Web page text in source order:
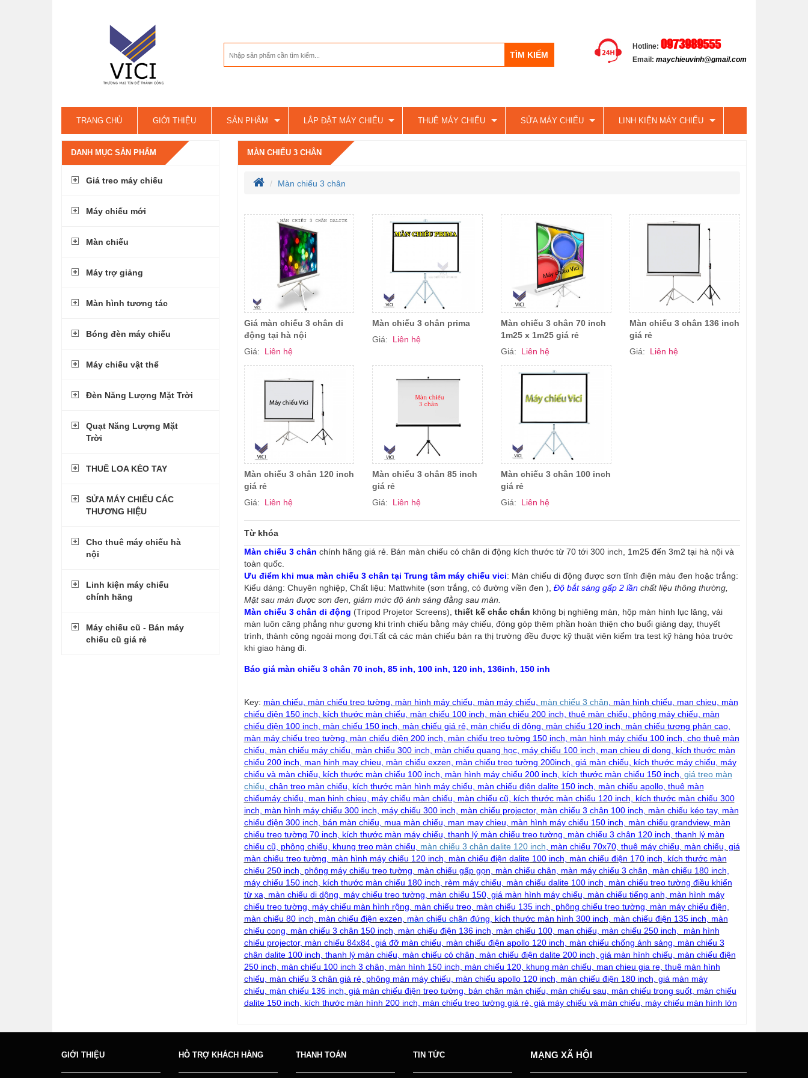
Hotline: 0973989555
Email: maychieuvinh@gmail.com
TRANG CHỦ GIỚI THIỆU SẢN PHẨM LẮP ĐẶT MÁY CHIẾU THUÊ MÁY CHIẾU SỬA MÁY CHIẾU LINH KIỆN MÁY CHIẾU
LIÊN HỆ
DANH MỤC SẢN PHẨM
Giá treo máy chiếu
Máy chiếu mới
Màn chiếu
Máy trợ giảng
Màn hình tương tác
Bóng đèn máy chiếu
Máy chiếu vật thể
Đèn Năng Lượng Mặt Trời
Quạt Năng Lượng Mặt
Trời
THUÊ LOA KÉO TAY
SỬA MÁY CHIẾU CÁC
THƯƠNG HIỆU
Cho thuê máy chiếu hà
nội
Linh kiện máy chiếu
chính hãng
Máy chiếu cũ - Bán máy
chiếu cũ giá rẻ
MÀN CHIẾU 3 CHÂN
Màn chiếu 3 chân
Giá màn chiếu 3 chân di
động tại hà nội
Giá:
Liên hệ
Màn chiếu 3 chân prima
Giá:
Liên hệ
Màn chiếu 3 chân 70 inch
1m25 x 1m25 giá rẻ
Giá:
Liên hệ
Màn chiếu 3 chân 136 inch
giá rẻ
Giá:
Liên hệ
Màn chiếu 3 chân 120 inch
giá rẻ
Giá:
Liên hệ
Màn chiếu 3 chân 85 inch
giá rẻ
Giá:
Liên hệ
Màn chiếu 3 chân 100 inch
giá rẻ
Giá:
Liên hệ
Từ khóa
Màn chiếu 3 chân chính hãng giá rẻ. Bán màn chiếu có chân di động kích thước từ 70 tới 300 inch, 1m25 đến 3m2 tại hà nội và
toàn quốc.
Ưu điểm khi mua màn chiếu 3 chân tại Trung tâm máy chiếu vici: Màn chiếu di động được sơn tĩnh điện màu đen hoặc trắng:
Kiểu dáng: Chuyên nghiệp, Chất liệu: Mattwhite (sơn trắng, có đường viền đen ), Độ bắt sáng gấp 2 lần chất liệu thông thường,
Mặt sau màn được sơn đen, giảm mức độ ánh sáng đằng sau màn.
Màn chiếu 3 chân di động (Tripod Projetor Screens), thiết kế chắc chắn không bị nghiêng màn, hộp màn hình lục lăng, vải
màn luôn căng phẳng như gương khi trình chiếu bằng máy chiếu, đóng góp thêm phần hoàn thiện cho buổi giảng dạy, thuyết
trình, thành công ngoài mong đợi.Tất cả các màn chiếu bán ra thị trường đều được kỹ thuật viên kiểm tra test kỹ hàng hóa trước
khi giao hàng đi.
Báo giá màn chiếu 3 chân 70 inch, 85 inh, 100 inh, 120 inh, 136inh, 150 inh
Key: màn chiếu, màn chiếu treo tường, màn hình máy chiếu, màn máy chiếu, màn chiếu 3 chân , màn hình chiếu, man chieu, màn
chiếu điện 150 inch, kích thước màn chiếu, màn chiếu 100 inch, màn chiếu 200 inch, thuê màn chiếu, phông máy chiếu, màn
chiếu điện 100 inch, màn chiếu 150 inch, màn chiếu giá rẻ, màn chiếu di động , màn chiếu 120 inch, màn chiếu tương phản cao,
màn máy chiếu treo tường, màn chiếu điện 200 inch, màn chiếu treo tường 150 inch, màn hình máy chiếu 100 inch, cho thuê màn
chiếu, màn chiếu máy chiếu, màn chiếu 300 inch, màn chiếu quang học, máy chiếu 100 inch, man chieu di dong, kích thước màn
chiếu 200 inch, man hinh may chieu, màn chiếu exzen, màn chiếu treo tường 200inch, giá màn chiếu, kích thước máy chiếu, máy
chiếu và màn chiếu, kích thước màn chiếu 100 inch, màn hình máy chiếu 200 inch, kích thước màn chiếu 150 inch, giá treo màn
chiếu , chân treo màn chiếu, kích thước màn hình máy chiếu, màn chiếu điện dalite 150 inch, màn chiếu apollo, thuê màn
chiếumáy chiếu, man hinh chieu, máy chiếu màn chiếu, màn chiếu cũ, kích thước màn chiếu 120 inch, kích thước màn chiếu 300
inch, màn hình máy chiếu 300 inch, máy chiếu 300 inch, màn chiếu projector, màn chiếu 3 chân 100 inch , màn chiếu kéo tay, màn
chiếu điện 300 inch, bán màn chiếu, mua màn chiếu, man may chieu, màn hình máy chiếu 150 inch, màn chiếu grandview, màn
chiếu treo tường 70 inch, kích thước màn máy chiếu, thanh lý màn chiếu treo tường, màn chiếu 3 chân 120 inch , thanh lý màn
chiếu cũ, phông chiếu, khung treo màn chiếu, màn chiếu 3 chân dalite 120 inch , màn chiếu 70x70, thuê máy chiếu, màn chiếu, giá
màn chiếu treo tường, màn hình máy chiếu 120 inch, màn chiếu điện dalite 100 inch, màn chiếu điện 170 inch, kích thước màn
chiếu 250 inch, phông máy chiếu treo tường, màn chiếu gấp gọn, màn chiếu chân, màn máy chiếu 3 chân, màn chiếu 180 inch,
máy chiếu 150 inch, kích thước màn chiếu 180 inch, rèm máy chiếu, màn chiếu dalite 100 inch, màn chiếu treo tường điều khiển
từ xa, màn chiếu di dộng, máy chiếu treo tường, màn chiếu 150, giá màn hình máy chiếu, màn chiếu tiếng anh, màn hình máy
chiếu treo tường, máy chiếu màn hình rộng, màn chiếu treo, màn chiếu 135 inch, phông chiếu treo tường, màn máy chiếu điện,
màn chiếu 80 inch, màn chiếu điện exzen, màn chiếu chân đứng , kích thước màn hình 300 inch, màn chiếu điện 135 inch, màn
chiếu cong, màn chiếu 3 chân 150 inch, màn chiếu điện 136 inch, màn chiếu 100, man chiếu, màn chiếu 250 inch, màn hình
chiếu projector, màn chiếu 84x84, giá đỡ màn chiếu, màn chiếu điện apollo 120 inch, màn chiếu chống ánh sáng, màn chiếu 3
chân dalite 100 inch, thanh lý màn chiếu, màn chiếu có chân, màn chiếu điện dalite 200 inch, giá màn hình chiếu, màn chiếu điện
250 inch, màn chiếu 100 inch 3 chân, màn hình 150 inch, màn chiếu 120, khung màn chiếu, man chieu gia re, thuê màn hình
chiếu, màn chiếu 3 chân giá rẻ, phông màn máy chiếu, màn chiếu apollo 120 inch, màn chiếu điện 180 inch, giá màn máy
chiếu, màn chiếu 136 inch , giá màn chiếu điện treo tường, bán chân màn chiếu, màn chiếu sau, màn chiếu trong suốt, màn chiếu
dalite 150 inch, kích thước màn hình 200 inch, màn chiếu treo tường giá rẻ, giá máy chiếu và màn chiếu, máy chiếu màn hình lớn
GIỚI THIỆU HỖ TRỢ KHÁCH HÀNG THANH TOÁN TIN TỨC MẠNG XÃ HỘI